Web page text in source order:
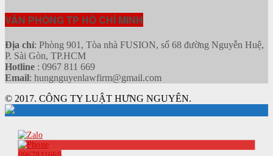
VĂN PHÒNG TP HỒ CHÍ MINH
Địa chỉ: Phòng 901, Tòa nhà FUSION, số 68 đường Nguyễn Huệ,
P. Sài Gòn, TP.HCM
Hotline : 0967 811 669
Email: hungnguyenlawfirm@gmail.com
© 2017. CÔNG TY LUẬT HƯNG NGUYÊN.